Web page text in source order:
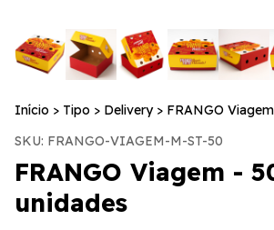
Início > Tipo > Delivery > FRANGO
SKU: FRANGO-VIAGEM-M-ST-50
FRANGO Viagem -
unidades